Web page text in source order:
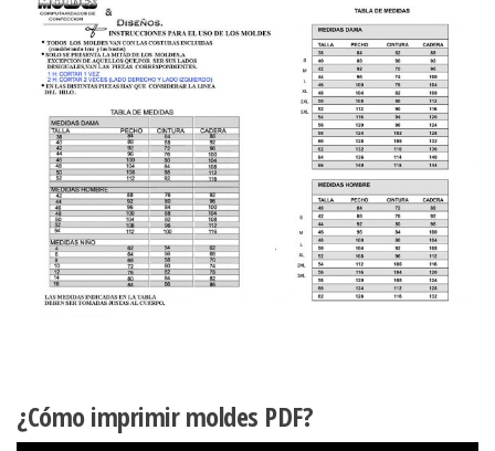
¿Cómo imprimir moldes PDF?